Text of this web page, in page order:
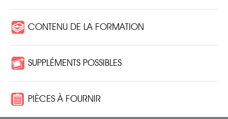
CONTENU DE LA FORMATION
SUPPLÉMENTS POSSIBLES
PIÈCES À FOURNIR